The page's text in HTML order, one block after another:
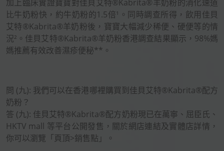
加上臨床實證寶寶對佳貝艾特®Kabrita®羊奶粉的消化速道
比牛奶粉快，約牛奶粉的1.5倍¹。同時調查所得，飲用佳貝
艾特®Kabrita®羊奶粉後，寶寶大幅減少稀便、硬便等的情
況²。佳貝艾特®Kabrita®羊奶粉香港調查結果顯示，98%媽
媽推薦有效改善濕疹便秘**。
問 (九): 我們可以在香港哪裡購買到佳貝艾特®Kabrita®配方
奶粉？
答 (九): 佳貝艾特®Kabrita®配方奶粉現已在萬寧、屈臣氏、
HKTV mall 等平台公開發售，關於網店連結及實體店詳情，
你可以瀏覽「頁頂>銷售點」。